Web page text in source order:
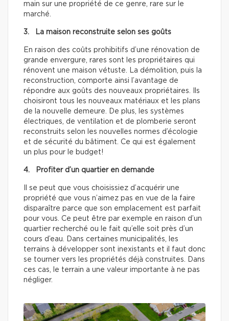
main sur une propriété de ce genre, rare sur le
marché.
3. La maison reconstruite selon ses goûts
En raison des coûts prohibitifs d’une rénovation de
grande envergure, rares sont les propriétaires qui
rénovent une maison vétuste. La démolition, puis la
reconstruction, comporte ainsi l’avantage de
répondre aux goûts des nouveaux propriétaires. Ils
choisiront tous les nouveaux matériaux et les plans
de la nouvelle demeure. De plus, les systèmes
électriques, de ventilation et de plomberie seront
reconstruits selon les nouvelles normes d’écologie
et de sécurité du bâtiment. Ce qui est également
un plus pour le budget!
4. Profiter d’un quartier en demande
Il se peut que vous choisissiez d’acquérir une
propriété que vous n’aimez pas en vue de la faire
disparaître parce que son emplacement est parfait
pour vous. Ce peut être par exemple en raison d’un
quartier recherché ou le fait qu’elle soit près d’un
cours d’eau. Dans certaines municipalités, les
terrains à développer sont inexistants et il faut donc
se tourner vers les propriétés déjà construites. Dans
ces cas, le terrain a une valeur importante à ne pas
négliger.